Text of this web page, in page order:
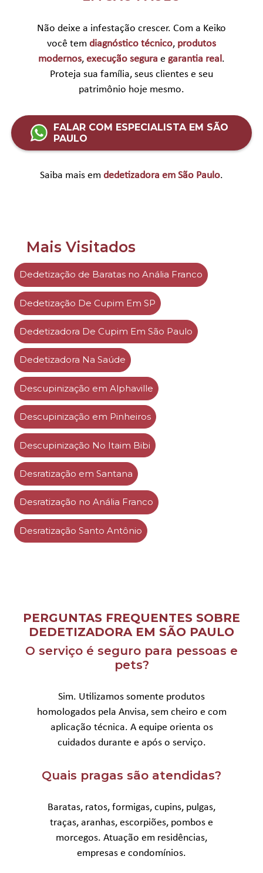
Não deixe a infestação crescer. Com a Keiko
você tem diagnóstico técnico, produtos
modernos, execução segura e garantia real.
Proteja sua família, seus clientes e seu
patrimônio hoje mesmo.
FALAR COM ESPECIALISTA EM SÃO
PAULO
Saiba mais em dedetizadora em São Paulo.
Mais Visitados
Dedetização de Baratas no Anália Franco
Dedetização De Cupim Em SP
Dedetizadora De Cupim Em São Paulo
Dedetizadora Na Saúde
Descupinização em Alphaville
Descupinização em Pinheiros
Descupinização No Itaim Bibi
Desratização em Santana
Desratização no Anália Franco
Desratização Santo Antônio
PERGUNTAS FREQUENTES SOBRE
DEDETIZADORA EM SÃO PAULO
O serviço é seguro para pessoas e
pets?
Sim. Utilizamos somente produtos
homologados pela Anvisa, sem cheiro e com
aplicação técnica. A equipe orienta os
cuidados durante e após o serviço.
Quais pragas são atendidas?
Baratas, ratos, formigas, cupins, pulgas,
traças, aranhas, escorpiões, pombos e
morcegos. Atuação em residências,
empresas e condomínios.